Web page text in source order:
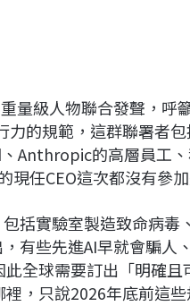
量級人物聯合發聲，呼
的規範，這群聯署者
Anthropic的高層員工
任CEO這次都沒有參加
括實驗室製造致命病
有些先進AI早就會騙人
全球需要訂出「明確
，只說2026年底前這些